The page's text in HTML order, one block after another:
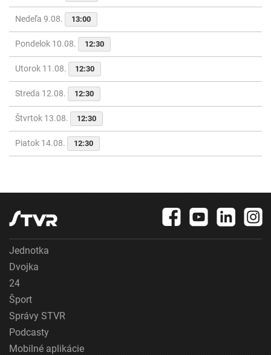
Nedeľa 9.08. 13:00
Pondelok 10.08. 12:30
Utorok 11.08. 12:30
Streda 12.08. 12:30
Štvrtok 13.08. 12:30
Piatok 14.08. 12:30
Jednotka
Dvojka
24
Šport
Správy STVR
Podcasty
Mobilné aplikácie